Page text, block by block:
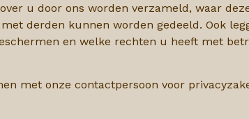
u door ons worden verzameld, waar
derden kunnen worden gedeeld. Ook
en welke rechten u heeft met
met onze contactpersoon voor